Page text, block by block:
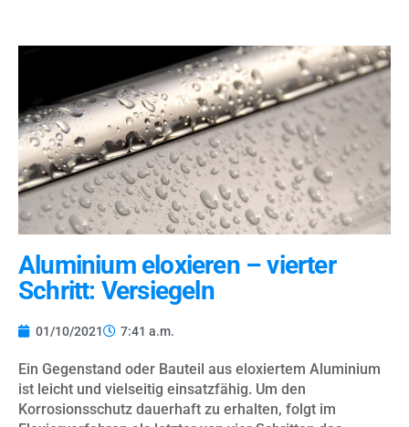
Aluminium eloxieren – vierter
Schritt: Versiegeln
01/10/2021 7:41 a.m.
Ein Gegenstand oder Bauteil aus eloxiertem Aluminium
ist leicht und vielseitig einsatzfähig. Um den
Korrosionsschutz dauerhaft zu erhalten, folgt im